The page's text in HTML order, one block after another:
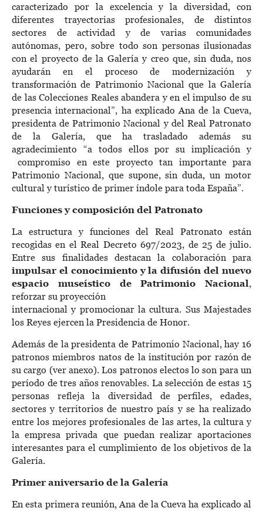
caracterizado por la excelencia y la diversidad, con
diferentes trayectorias profesionales, de distintos
sectores de actividad y de varias comunidades
autónomas, pero, sobre todo son personas ilusionadas
con el proyecto de la Galería y creo que, sin duda, nos
ayudarán en el proceso de modernización y
transformación de Patrimonio Nacional que la Galería
de las Colecciones Reales abandera y en el impulso de su
presencia internacional”, ha explicado Ana de la Cueva,
presidenta de Patrimonio Nacional y del Real Patronato
de la Galería, que ha trasladado además su
agradecimiento “a todos ellos por su implicación y
compromiso en este proyecto tan importante para
Patrimonio Nacional, que supone, sin duda, un motor
cultural y turístico de primer índole para toda España”.
Funciones y composición del Patronato
La estructura y funciones del Real Patronato están
recogidas en el Real Decreto 697/2023, de 25 de julio.
Entre sus finalidades destacan la colaboración para
impulsar el conocimiento y la difusión del nuevo
espacio museístico de Patrimonio Nacional,
reforzar su proyección
internacional y promocionar la cultura. Sus Majestades
los Reyes ejercen la Presidencia de Honor.
Además de la presidenta de Patrimonio Nacional, hay 16
patronos miembros natos de la institución por razón de
su cargo (ver anexo). Los patronos electos lo son para un
período de tres años renovables. La selección de estas 15
personas refleja la diversidad de perfiles, edades,
sectores y territorios de nuestro país y se ha realizado
entre los mejores profesionales de las artes, la cultura y
la empresa privada que puedan realizar aportaciones
interesantes para el cumplimiento de los objetivos de la
Galería.
Primer aniversario de la Galería
En esta primera reunión, Ana de la Cueva ha explicado al